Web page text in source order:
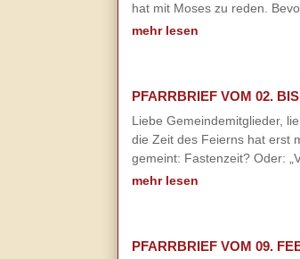
hat mit Moses zu reden.
mehr lesen
PFARRBRIEF VOM 02.
Liebe Gemeindemitglieder,
die Zeit des Feierns hat erst
gemeint: Fastenzeit? Oder:
mehr lesen
PFARRBRIEF VOM 09.